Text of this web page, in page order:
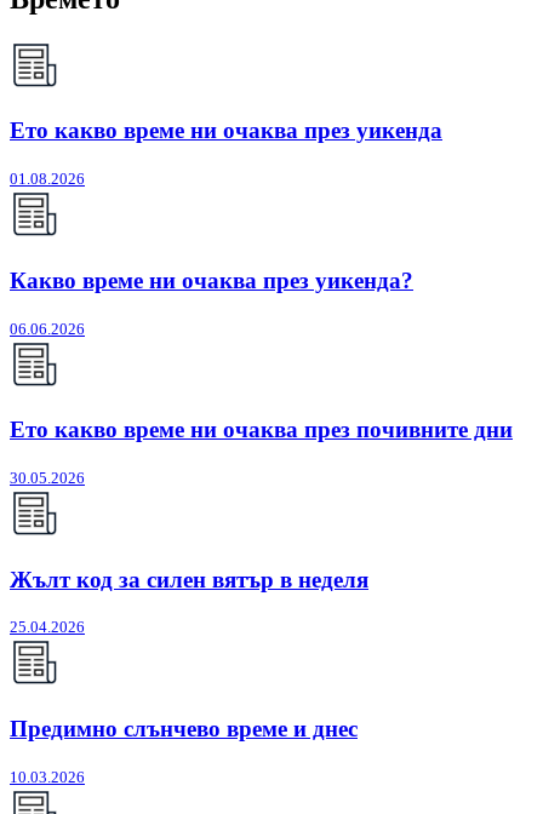
Ето какво време ни очаква през уикенда
01.08.2026
Какво време ни очаква през уикенда?
06.06.2026
Ето какво време ни очаква през почивните дни
30.05.2026
Жълт код за силен вятър в неделя
25.04.2026
Предимно слънчево време и днес
10.03.2026